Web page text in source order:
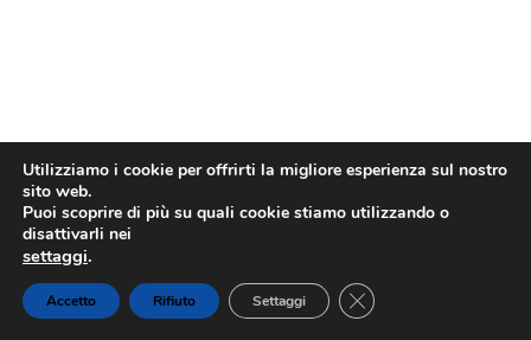
Utilizziamo i cookie per offrirti la migliore esperienza sul nostro
sito web.
Puoi scoprire di più su quali cookie stiamo utilizzando o
disattivarli nei
settaggi.
Accetto Rifiuto Settaggi Close GDPR Cookie